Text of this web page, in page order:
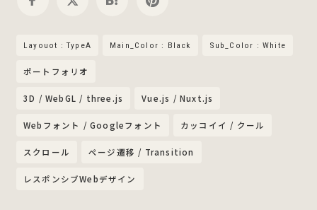
Layouot : TypeA Main_Color : Black Sub_Color : White
ポートフォリオ
3D / WebGL / three.js Vue.js / Nuxt.js
Webフォント / Googleフォント カッコイイ / クール
スクロール ページ遷移 / Transition
レスポンシブWebデザイン